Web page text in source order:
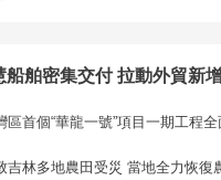
船舶密集交付 拉動外貿新
區首個“華龍一號”項目一期工程
吉林多地農田受災 當地全力恢復